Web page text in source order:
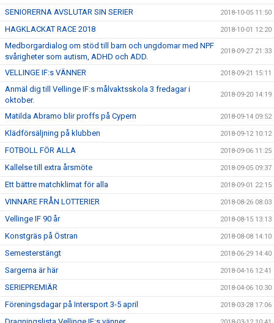
SENIORERNA AVSLUTAR SIN SERIER 2018-10-05 11:50
HAGKLACKAT RACE 2018 2018-10-01 12:20
Medborgardialog om stöd till barn och ungdomar med NPF
svårigheter som autism, ADHD och ADD.
2018-09-27 21:33
VELLINGE IF:s VÄNNER 2018-09-21 15:11
Anmäl dig till Vellinge IF:s målvaktsskola 3 fredagar i
oktober.
2018-09-20 14:19
Matilda Abramo blir proffs på Cypern 2018-09-14 09:52
Klädförsäljning på klubben 2018-09-12 10:12
FOTBOLL FÖR ALLA 2018-09-06 11:25
Kallelse till extra årsmöte 2018-09-05 09:37
Ett bättre matchklimat för alla 2018-09-01 22:15
VINNARE FRÅN LOTTERIER 2018-08-26 08:03
Vellinge IF 90 år 2018-08-15 13:13
Konstgräs på Östran 2018-08-08 14:10
Semesterstängt 2018-06-29 14:40
Sargerna är här 2018-04-16 12:41
SERIEPREMIÄR 2018-04-06 10:30
Föreningsdagar på Intersport 3-5 april 2018-03-28 17:06